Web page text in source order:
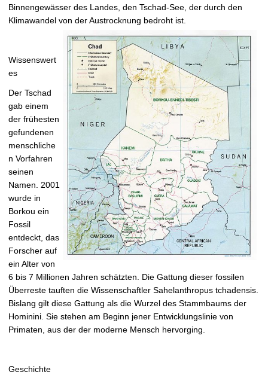
Binnengewässer des Landes, den Tschad-See, der durch den
Klimawandel von der Austrocknung bedroht ist.
Wissenswert
es
Der Tschad
gab einem
der frühesten
gefundenen
menschliche
n Vorfahren
seinen
Namen. 2001
wurde in
Borkou ein
Fossil
entdeckt, das
Forscher auf
ein Alter von
6 bis 7 Millionen Jahren schätzten. Die Gattung dieser fossilen
Überreste tauften die Wissenschaftler Sahelanthropus tchadensis.
Bislang gilt diese Gattung als die Wurzel des Stammbaums der
Hominini. Sie stehen am Beginn jener Entwicklungslinie von
Primaten, aus der der moderne Mensch hervorging.
Geschichte